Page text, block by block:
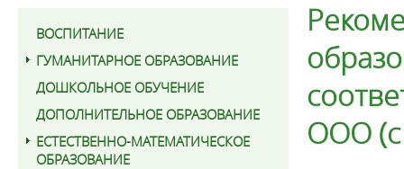
ВОСПИТАНИЕ
ГУМАНИТАРНОЕ ОБРАЗОВАНИЕ
ДОШКОЛЬНОЕ ОБУЧЕНИЕ
ДОПОЛНИТЕЛЬНОЕ ОБРАЗОВАНИЕ
ЕСТЕСТВЕННО-МАТЕМАТИЧЕСКОЕ
ОБРАЗОВАНИЕ
ООО (с